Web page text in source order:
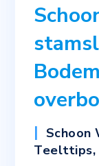
Schoon
Teelttips,